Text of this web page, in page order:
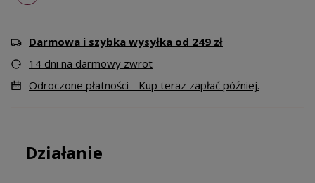
Darmowa i szybka wysyłka od 249 zł
14 dni na darmowy zwrot
Odroczone płatności - Kup teraz zapłać później.
Działanie